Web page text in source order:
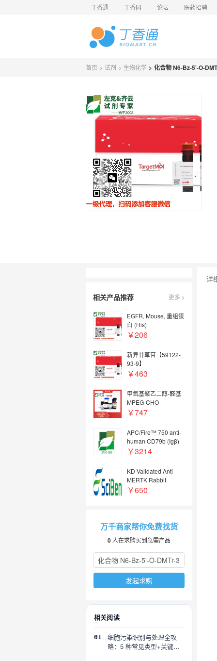
丁香通 丁香园 论坛 医药招聘
首页 > 试剂 > 生物化学 > 化合物 N6-Bz-5'-O-
相关产品推荐 更多 >
EGFR, Mouse, 重组蛋
白 (His)
￥206
新异甘草苷【59122-
93-9】
￥463
甲氧基聚乙二醇-醛基
MPEG-CHO
PEG2000
￥747
APC/Fire™ 750 anti-
human CD79b (Igβ)
￥3214
KD-Validated Anti-
MERTK Rabbit
mAb（KD&nbsp;KO验
￥650
万千商家帮你免费找货
0 人在求购买到急需产品
发起求购
相关阅读
01
细胞污染识别与处理全攻
略：5 种常见类型+关键误
详